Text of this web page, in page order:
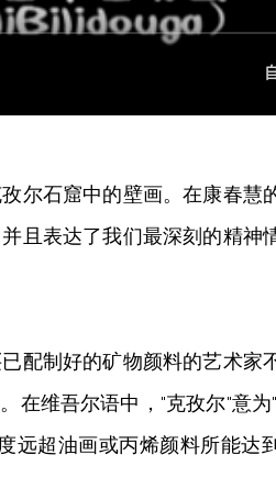
尔石窟中的壁画。在康春慧
且表达了我们最深刻的精神
配制好的矿物颜料的艺术家
在维吾尔语中，"克孜尔"意为
远超油画或丙烯颜料所能达